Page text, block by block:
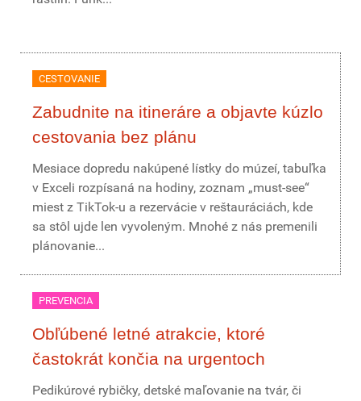
CESTOVANIE
Zabudnite na itineráre a objavte kúzlo
cestovania bez plánu
Mesiace dopredu nakúpené lístky do múzeí, tabuľka
v Exceli rozpísaná na hodiny, zoznam „must-see“
miest z TikTok-u a rezervácie v reštauráciách, kde
sa stôl ujde len vyvoleným. Mnohé z nás premenili
plánovanie...
PREVENCIA
Obľúbené letné atrakcie, ktoré
častokrát končia na urgentoch
Pedikúrové rybičky, detské maľovanie na tvár, či